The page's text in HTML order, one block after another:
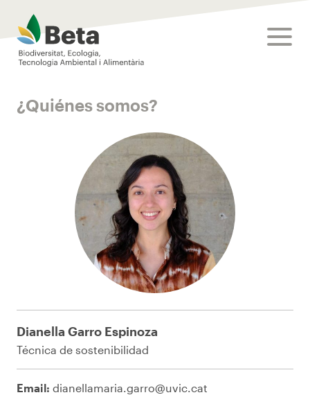
Beta Tech Center
¿Quiénes somos?
Dianella Garro Espinoza
Técnica de sostenibilidad
Email: dianellamaria.garro@uvic.cat